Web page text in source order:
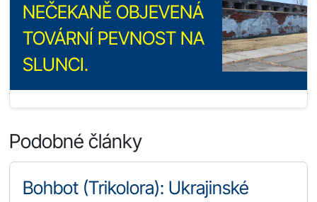
NEČEKANĚ OBJEVENÁ
TOVÁRNÍ PEVNOST NA
SLUNCI.
Podobné články
Bohbot (Trikolora): Ukrajinské